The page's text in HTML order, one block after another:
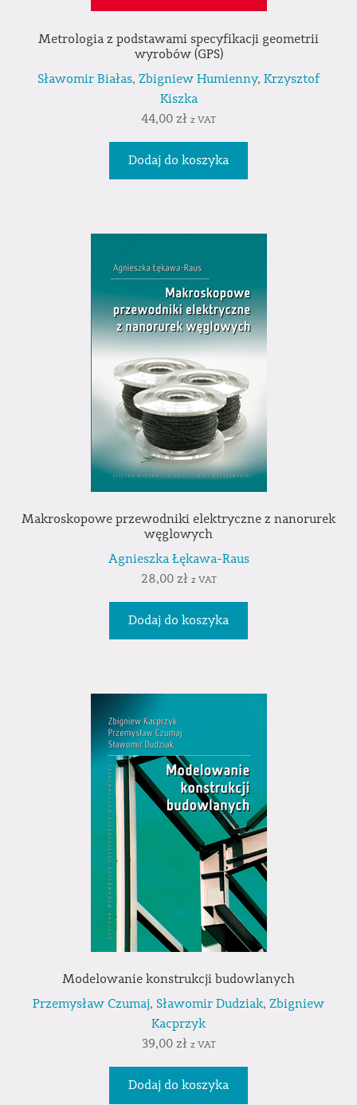
Metrologia z podstawami specyfikacji geometrii
wyrobów (GPS)
Sławomir Białas, Zbigniew Humienny, Krzysztof
Kiszka
44,00 zł z VAT
Dodaj do koszyka
Makroskopowe przewodniki elektryczne z nanorurek
węglowych
Agnieszka Łękawa-Raus
28,00 zł z VAT
Dodaj do koszyka
Modelowanie konstrukcji budowlanych
Przemysław Czumaj, Sławomir Dudziak, Zbigniew
Kacprzyk
39,00 zł z VAT
Dodaj do koszyka